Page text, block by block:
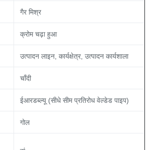
गैर मिश्र
क्रोम चढ़ा हुआ
उत्पादन लाइन, कार्यक्षेत्र, उत्पादन कार्यशाला
चाँदी
ईआरडब्ल्यू (सीधे सीम प्रतिरोध वेल्डेड पाइप)
गोल